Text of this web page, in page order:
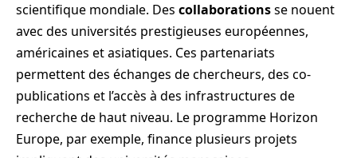
scientifique mondiale. Des collaborationsse nouent
avec des universités prestigieuses européennes,
américaines et asiatiques. Ces partenariats
permettent des échanges de chercheurs, des co-
publications et l’accès à des infrastructures de
recherche de haut niveau. Le programme Horizon
Europe, par exemple, finance plusieurs projets